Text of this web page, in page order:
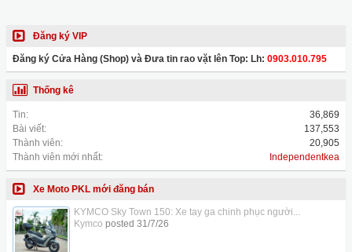
Đăng ký VIP
Đăng ký Cửa Hàng (Shop) và Đưa tin rao vặt lên Top: Lh: 0903.010.795
Thống kê
Tin:
36,869
Bài viết:
137,553
Thành viên:
20,905
Thành viên mới nhất:
Independentkea
Xe Moto PKL mới đăng bán
KYMCO Sky Town 150: Xe tay ga chinh phục người...
Kymco posted 31/7/26